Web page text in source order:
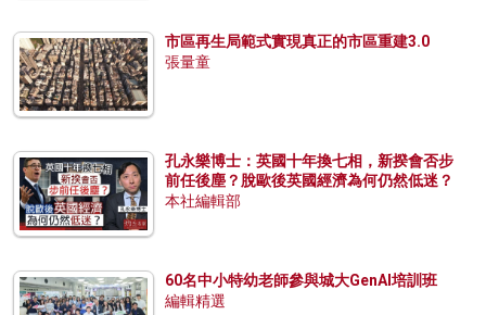
市區再生局範式實現真正的市區重建3.0
張量童
孔永樂博士：英國十年換七相，新揆會否步
前任後塵？脫歐後英國經濟為何仍然低迷？
本社編輯部
60名中小特幼老師參與城大GenAI培訓班
編輯精選